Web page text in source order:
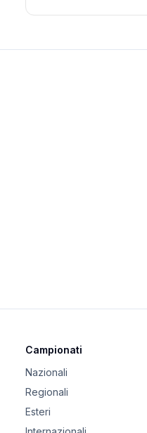
Campionati
Nazionali
Regionali
Esteri